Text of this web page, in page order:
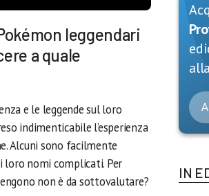
leggendari
a quale
e le leggende sul loro
indimenticabile l’esperienza
Alcuni sono facilmente
loro nomi complicati. Per
non è da sottovalutare?
IN